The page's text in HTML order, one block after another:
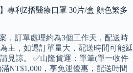
專利Z摺醫療口罩 30片/盒 顏色繁多
，訂單處理約為3個工作天，配送時
主，如遇訂單量大，配送時間可能延
見諒。 ✅山隆貨運：單筆(單一收件
NT$1,000，享免運優惠，配送時間